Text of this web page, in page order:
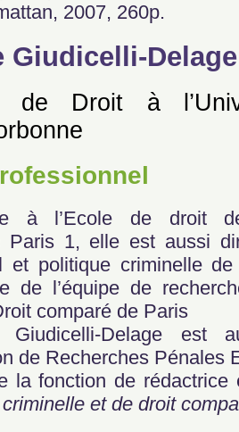
2007, 260p.
Giudicelli-Delage
de Droit à
à l’Ecole de droit
Paris 1, elle est aussi
et politique criminelle de
de l’équipe de
comparé de Paris
Giudicelli-Delage est
de Recherches Pénales
la fonction de
et de droit